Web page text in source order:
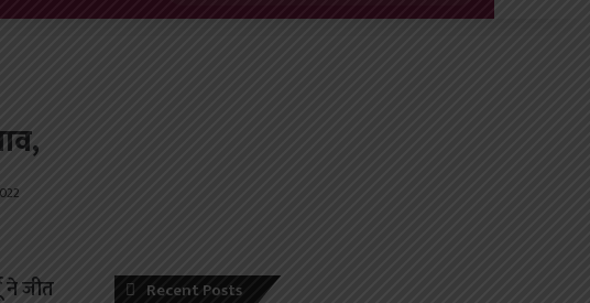
for
ने जीत
Recent Posts